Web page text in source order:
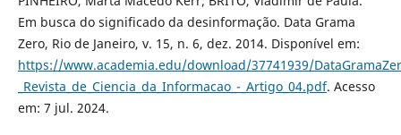
Em busca do significado da desinformação. Data Grama
Zero, Rio de Janeiro, v. 15, n. 6, dez. 2014. Disponível em:
https://www.academia.edu/download/37741939/
_Revista_de_Ciencia_da_Informacao_-_Artigo_04.pdf. Acesso
em: 7 jul. 2024.